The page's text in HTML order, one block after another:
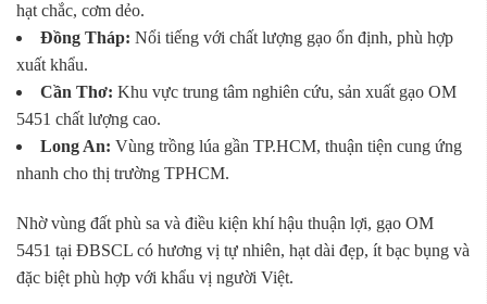
hạt chắc, cơm dẻo.
Đồng Tháp: Nổi tiếng với chất lượng gạo ổn định, phù hợp
xuất khẩu.
Cần Thơ: Khu vực trung tâm nghiên cứu, sản xuất gạo OM
5451 chất lượng cao.
Long An: Vùng trồng lúa gần TP.HCM, thuận tiện cung ứng
nhanh cho thị trường TPHCM.
Nhờ vùng đất phù sa và điều kiện khí hậu thuận lợi, gạo OM
5451 tại ĐBSCL có hương vị tự nhiên, hạt dài đẹp, ít bạc bụng và
đặc biệt phù hợp với khẩu vị người Việt.